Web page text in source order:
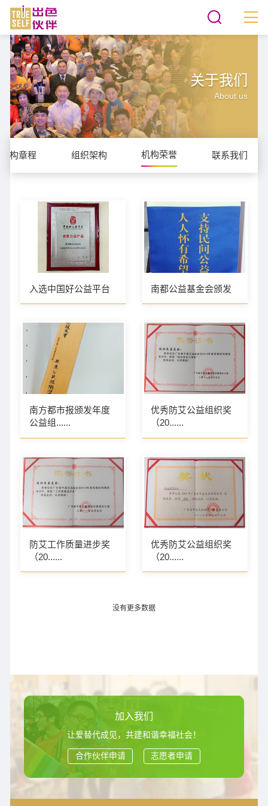
关于我们
About us
机构章程 组织架构 机构荣誉 联系我们
入选中国好公益平台 南都公益基金会颁发
南方都市报颁发年度
公益组......
优秀防艾公益组织奖
（20......
防艾工作质量进步奖
（20......
优秀防艾公益组织奖
（20......
没有更多数据
加入我们
让爱替代成见，共建和谐幸福社会！
合作伙伴申请 志愿者申请